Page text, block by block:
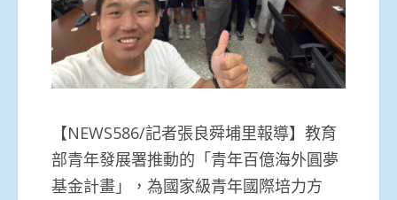
【NEWS586/記者張良舜埔里報導】教育
部青年發展署推動的「青年百億海外圓夢
基金計畫」，為國家級青年國際培力方